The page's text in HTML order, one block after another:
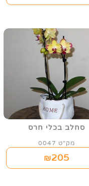
סחלב בכלי חרס
מק"ט 0047
₪205